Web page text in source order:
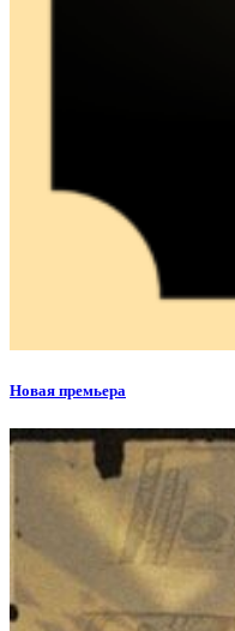
Новая премьера